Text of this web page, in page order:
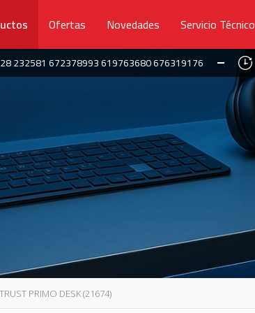
Ofertas Novedades Servicio Técnico
232581 672378993 619763680 676319176
PRIMO DESK (21674)